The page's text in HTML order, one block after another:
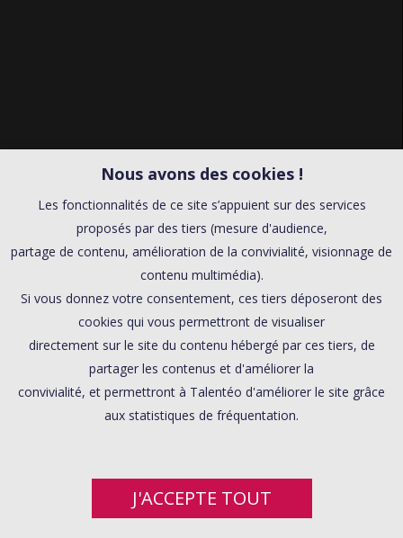
Nous avons des cookies !
Les fonctionnalités de ce site s’appuient sur des services
proposés par des tiers (mesure d'audience,
partage de contenu, amélioration de la convivialité, visionnage de
contenu multimédia).
Si vous donnez votre consentement, ces tiers déposeront des
cookies qui vous permettront de visualiser
directement sur le site du contenu hébergé par ces tiers, de
partager les contenus et d'améliorer la
convivialité, et permettront à Talentéo d'améliorer le site grâce
aux statistiques de fréquentation.
J'ACCEPTE TOUT